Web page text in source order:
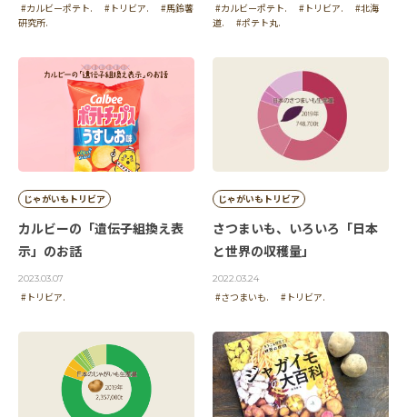
#カルビーポテト. #トリビア.
#馬鈴薯
研究所.
#カルビーポテト. #トリビア.
#北海
道.
#ポテト丸.
じゃがいもトリビア
カルビーの「遺伝子組換え表
示」のお話
2023.03.07
#トリビア.
じゃがいもトリビア
さつまいも、いろいろ「日本
と世界の収穫量」
2022.03.24
#さつまいも. #トリビア.